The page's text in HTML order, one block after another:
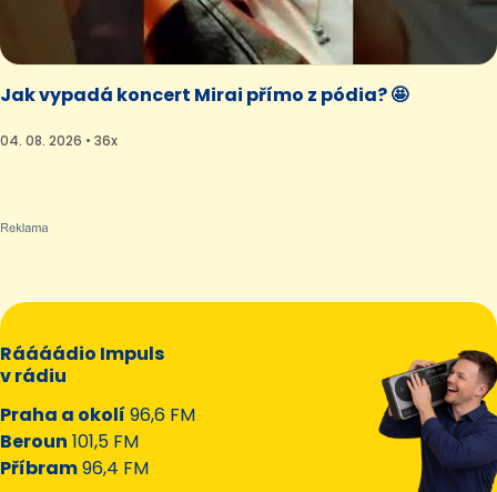
Jak vypadá koncert Mirai přímo z pódia? 🤩
04. 08. 2026 • 36x
Ráááádio Impuls
v rádiu
Praha a okolí 96,6 FM
Beroun 101,5 FM
Příbram96,4 FM